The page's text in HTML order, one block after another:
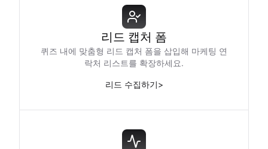
리드 캡처 폼
퀴즈 내에 맞춤형 리드 캡처 폼을 삽입해 마케팅 연
락처 리스트를 확장하세요.
리드 수집하기>